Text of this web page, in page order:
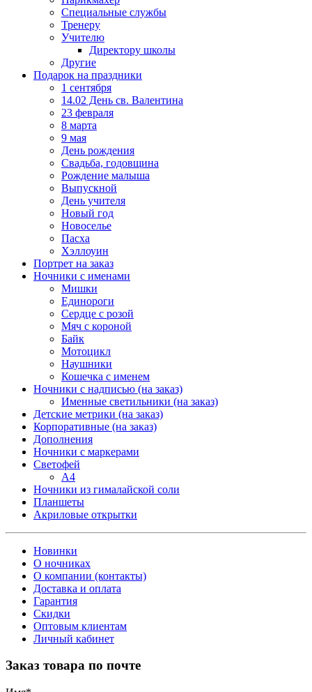
Специальные службы
Тренеру
Учителю
Директору школы
Другие
Подарок на праздники
1 сентября
14.02 День св. Валентина
23 февраля
8 марта
9 мая
День рождения
Свадьба, годовщина
Рождение малыша
Выпускной
День учителя
Новый год
Новоселье
Пасха
Хэллоуин
Портрет на заказ
Ночники с именами
Мишки
Единороги
Сердце с розой
Мяч с короной
Байк
Мотоцикл
Наушники
Кошечка с именем
Ночники с надписью (на заказ)
Именные светильники (на заказ)
Детские метрики (на заказ)
Корпоративные (на заказ)
Дополнения
Ночники с маркерами
Светофей
А4
Ночники из гималайской соли
Планшеты
Акриловые открытки
Новинки
О ночниках
О компании (контакты)
Доставка и оплата
Гарантия
Скидки
Оптовым клиентам
Личный кабинет
Заказ товара по почте